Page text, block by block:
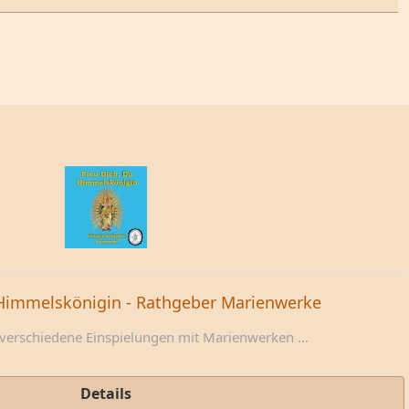
- Rathgeber Marienwerke
Einspielungen mit Marienwerken ...
Details